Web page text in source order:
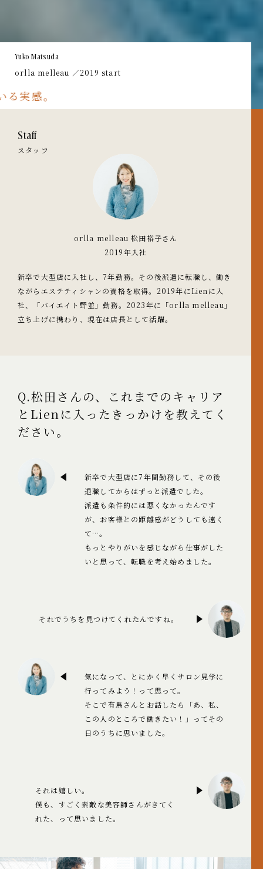
Yuko Matsuda
orlla melleau ／2019 start
Staff
スタッフ
orlla melleau 松田裕子さん
2019年入社
新卒で大型店に入社し、7年勤務。その後派遣に転職し、働き
ながらエステティシャンの資格を取得。2019年にLienに入
社、「バイエイト野並」勤務。2023年に「orlla melleau」
立ち上げに携わり、現在は店長として活躍。
Q.松田さんの、これまでのキャリア
とLienに入ったきっかけを教えてく
ださい。
新卒で大型店に7年間勤務して、その後
退職してからはずっと派遣でした。
派遣も条件的には悪くなかったんです
が、お客様との距離感がどうしても遠く
て…。
もっとやりがいを感じながら仕事がした
いと思って、転職を考え始めました。
それでうちを見つけてくれたんですね。
気になって、とにかく早くサロン見学に
行ってみよう！って思って。
そこで有馬さんとお話したら「あ、私、
この人のところで働きたい！」ってその
日のうちに思いました。
それは嬉しい。
僕も、すごく素敵な美容師さんがきてく
れた、って思いました。